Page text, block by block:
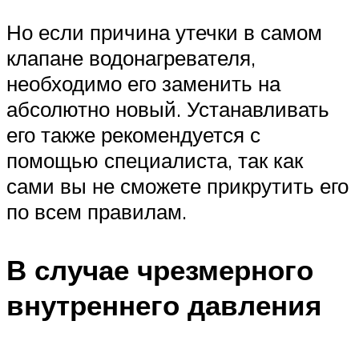
Но если причина утечки в самом
клапане водонагревателя,
необходимо его заменить на
абсолютно новый. Устанавливать
его также рекомендуется с
помощью специалиста, так как
сами вы не сможете прикрутить его
по всем правилам.
В случае чрезмерного
внутреннего давления